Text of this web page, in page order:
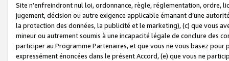
Site n’enfreindront nul loi, ordonnance, règle, réglementation, ordre,
jugement, décision ou autre exigence applicable émanant d’une
la protection des données, la publicité et le marketing), (c) que vous
mineur ou autrement soumis à une incapacité légale de conclure des
participer au Programme Partenaires, et que vous ne vous basez
expressément énoncées dans le présent Accord, (e) que vous ne